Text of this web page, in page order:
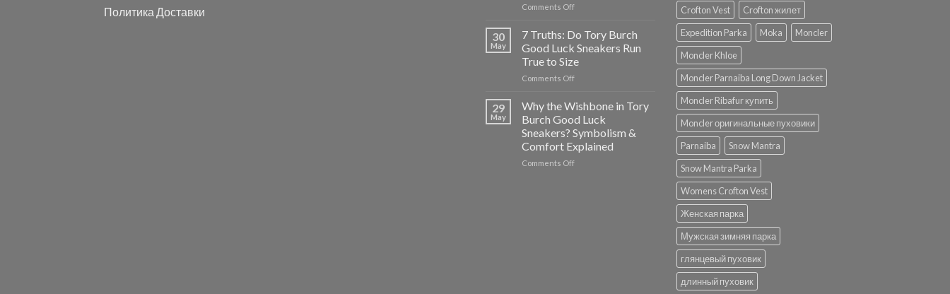
Политика Доставки
Trainer
Comments Offon
Burch
Minnie
Travel
Foldable
Flats:
Game-
Changing
Innovations
for
Effortless
Luxury
30
May
7 Truths: Do Tory Burch
Good Luck Sneakers Run
True to Size
Comments Offon
Truths:
Do
Tory
Burch
Good
Luck
29
May
Why the Wishbone in Tory
Burch Good Luck
Sneakers? Symbolism &
Comfort Explained
Comments Offon
Crofton Vest
Crofton жилет
Expedition Parka
Moka
Moncler
Moncler Khloe
Moncler Parnaiba Long Down Jacket
Moncler Ribafur купить
Moncler оригинальные пуховики
Parnaiba
Snow Mantra
Snow Mantra Parka
Womens Crofton Vest
Женская парка
Мужская зимняя парка
глянцевый пуховик
длинный пуховик